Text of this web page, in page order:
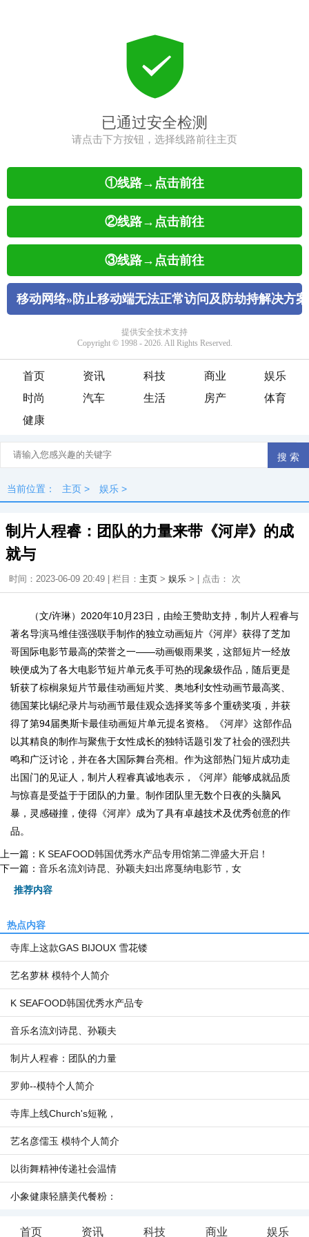
首页 资讯 科技 商业
娱乐
时尚
汽车 生活 房产
体育
健康
当前位置： 主页 > 娱乐 >
制片人程睿：团队的力量来带《河岸》的成
就与
时间：2023-06-09 20:49 | 栏目： 主页 > 娱乐 > | 点击： 次
（文/许琳）2020年10月23日，由绘王赞助支持，制片人程睿与
著名导演马维佳强强联手制作的独立动画短片《河岸》获得了芝加
哥国际电影节最高的荣誉之一——动画银雨果奖，这部短片一经放
映便成为了各大电影节短片单元炙手可热的现象级作品，随后更是
斩获了棕榈泉短片节最佳动画短片奖、奥地利女性动画节最高奖、
德国莱比锡纪录片与动画节最佳观众选择奖等多个重磅奖项，并获
得了第94届奥斯卡最佳动画短片单元提名资格。《河岸》这部作品
以其精良的制作与聚焦于女性成长的独特话题引发了社会的强烈共
鸣和广泛讨论，并在各大国际舞台亮相。作为这部热门短片成功走
出国门的见证人，制片人程睿真诚地表示，《河岸》能够成就品质
与惊喜是受益于于团队的力量。制作团队里无数个日夜的头脑风
暴，灵感碰撞，使得《河岸》成为了具有卓越技术及优秀创意的作
品。
上一篇： K SEAFOOD韩国优秀水产品专用馆第二弹盛大开启！
下一篇： 音乐名流刘诗昆、孙颖夫妇出席戛纳电影节，女
推荐内容
热点内容
寺库上这款GAS BIJOUX 雪花镂
艺名萝林 模特个人简介
K SEAFOOD韩国优秀水产品专
音乐名流刘诗昆、孙颖夫
制片人程睿：团队的力量
罗帅--模特个人简介
寺库上线Church's短靴，
艺名彦儒玉 模特个人简介
以街舞精神传递社会温情
小象健康轻膳美代餐粉：
首页 资讯 科技 商业 娱乐